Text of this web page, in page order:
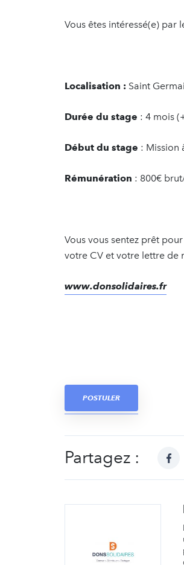
Vous êtes intéressé(e) par
Localisation : Saint
Durée du stage : 4 mois
Début du stage : Mission
Rémunération : 800€
Vous vous sentez prêt
votre CV et votre lettre de
www.donsolidaires.fr
POSTULER
Partagez :